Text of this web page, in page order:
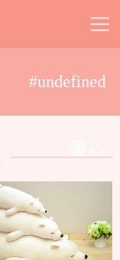
#undefined